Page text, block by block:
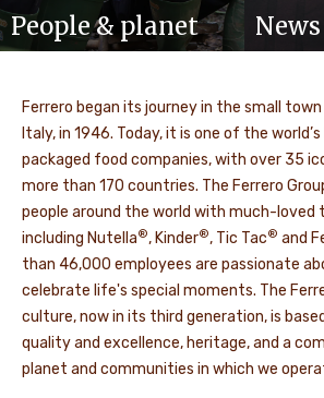
People & planet
Ferrero began its journey in the small
Italy, in 1946. Today, it is one of the
packaged food companies, with over 35
more than 170 countries. The Ferrero
people around the world with much-loved
including Nutella®, Kinder®, Tic Tac® and
than 46,000 employees are passionate
celebrate life's special moments. The
culture, now in its third generation, is
quality and excellence, heritage, and a
planet and communities in which we